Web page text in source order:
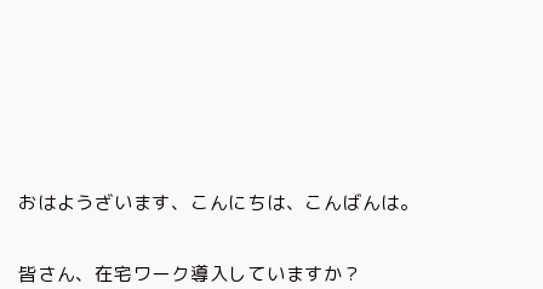
おはようざいます、こんにちは、こんばんは。
皆さん、在宅ワーク導入していますか？